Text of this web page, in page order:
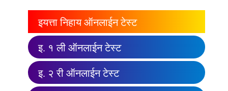
इयत्ता निहाय ऑनलाईन टेस्ट
इ. १ ली ऑनलाईन टेस्ट
इ. २ री ऑनलाईन टेस्ट